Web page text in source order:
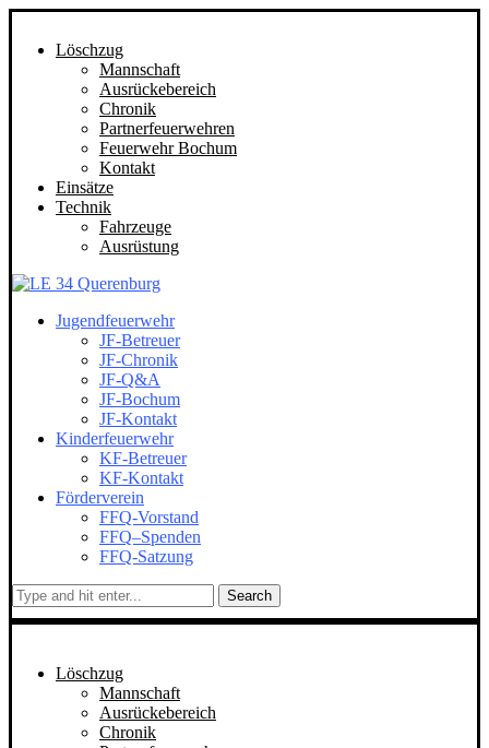
Löschzug
Mannschaft
Ausrückebereich
Chronik
Partnerfeuerwehren
Feuerwehr Bochum
Kontakt
Einsätze
Technik
Fahrzeuge
Ausrüstung
Jugendfeuerwehr
JF-Betreuer
JF-Chronik
JF-Q&A
JF-Bochum
JF-Kontakt
Kinderfeuerwehr
KF-Betreuer
KF-Kontakt
Förderverein
FFQ-Vorstand
FFQ–Spenden
FFQ-Satzung
Search
Löschzug
Mannschaft
Ausrückebereich
Chronik